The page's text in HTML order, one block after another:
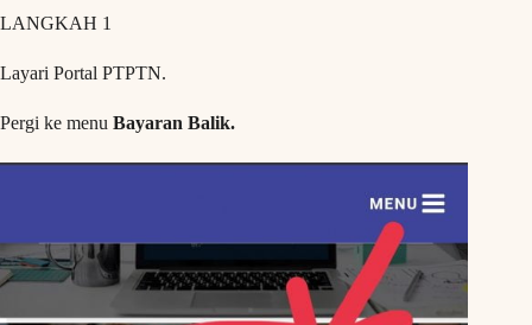
LANGKAH 1
Layari Portal PTPTN.
Pergi ke menu Bayaran Balik.